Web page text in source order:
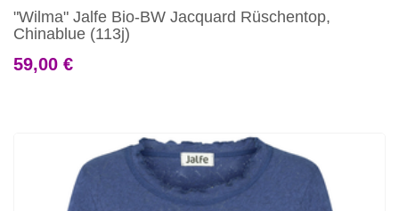
"Wilma" Jalfe Bio-BW Jacquard Rüschentop,
Chinablue (113j)
59,00 €